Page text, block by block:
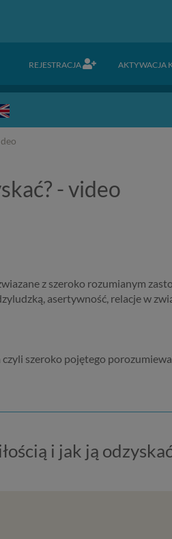
REJESTRACJA AKTYWACJA
- video
z szeroko rozumianym
asertywność, relacje w
szeroko pojętego
i jak ją